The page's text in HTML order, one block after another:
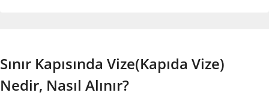
Sınır Kapısında Vize(Kapıda Vize)
Nedir, Nasıl Alınır?